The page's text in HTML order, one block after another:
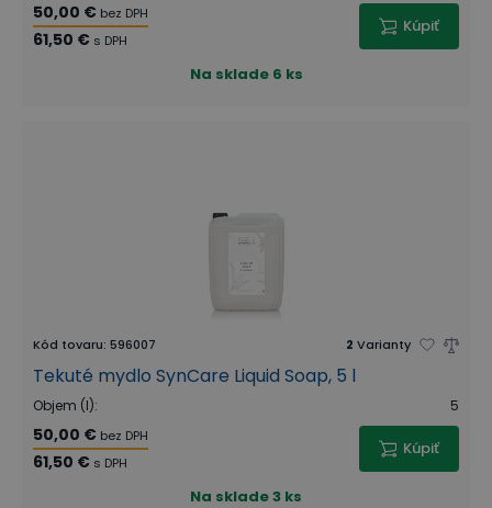
50,00 € bez DPH
61,50 € s DPH
Kúpiť
Na sklade 6 ks
Kód tovaru: 596007 2 Varianty
Tekuté mydlo SynCare Liquid Soap, 5 l
Objem (l): 5
50,00 € bez DPH
61,50 € s DPH
Kúpiť
Na sklade3 ks